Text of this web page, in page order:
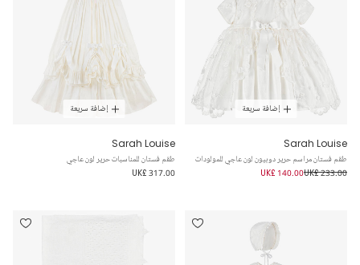
إضافة سريعة
Sarah Louise
طقم فستان مراسم حرير دوبيون لون عاجي للمولودات
UK£ 233.00
UK£ 140.00
إضافة سريعة
Sarah Louise
طقم فستان للمناسبات حرير لون عاجي
UK£ 317.00